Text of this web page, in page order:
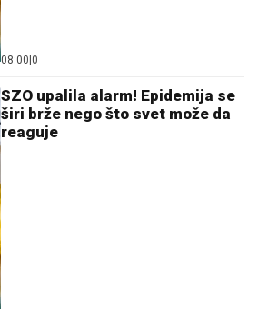
08:00 0
SZO upalila alarm! Epidemija se
širi brže nego što svet može da
reaguje